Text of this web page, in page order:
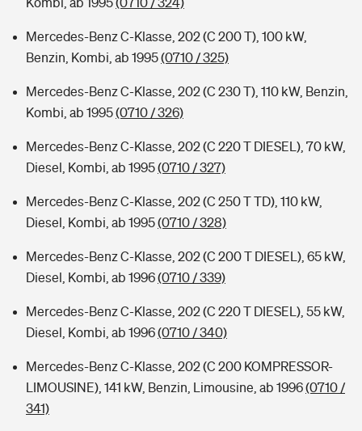
Mercedes-Benz C-Klasse, 202 (C 200 T), 100 kW,
Benzin, Kombi, ab 1995(0710 / 325)
Mercedes-Benz C-Klasse, 202 (C 230 T), 110 kW, Benzin,
Kombi, ab 1995(0710 / 326)
Mercedes-Benz C-Klasse, 202 (C 220 T DIESEL), 70 kW,
Diesel, Kombi, ab 1995(0710 / 327)
Mercedes-Benz C-Klasse, 202 (C 250 T TD), 110 kW,
Diesel, Kombi, ab 1995(0710 / 328)
Mercedes-Benz C-Klasse, 202 (C 200 T DIESEL), 65 kW,
Diesel, Kombi, ab 1996(0710 / 339)
Mercedes-Benz C-Klasse, 202 (C 220 T DIESEL), 55 kW,
Diesel, Kombi, ab 1996(0710 / 340)
Mercedes-Benz C-Klasse, 202 (C 200 KOMPRESSOR-
LIMOUSINE), 141 kW, Benzin, Limousine, ab 1996(0710 /
341)